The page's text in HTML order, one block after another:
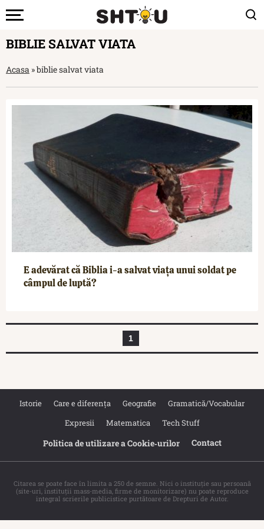
BIBLIE SALVAT VIATA
Acasa »biblie salvat viata
E adevărat că Biblia i-a salvat viața unui soldat pe
câmpul de luptă?
1
Istorie Care e diferența Geografie
Gramatică/Vocabular
Expresii
Matematica Tech Stuff
Politica de utilizare a Cookie‐urilor Contact
Citarea se poate face în limita a 250 de semne. Nici o instituţie sau persoană
(site-uri, instituţii mass-media, firme de monitorizare) nu poate reproduce
integral scrierile publicistice purtătoare de Drepturi de Autor.